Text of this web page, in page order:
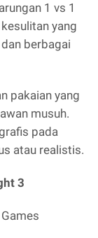
1 vs 1
yang
berbagai
pakaian yang
musuh.
pada
atau realistis.
3